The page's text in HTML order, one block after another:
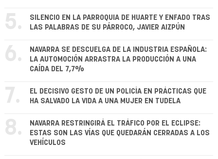
5.
SILENCIO EN LA PARROQUIA DE HUARTE Y ENFADO TRAS
LAS PALABRAS DE SU PÁRROCO, JAVIER AIZPÚN
6.
NAVARRA SE DESCUELGA DE LA INDUSTRIA ESPAÑOLA:
LA AUTOMOCIÓN ARRASTRA LA PRODUCCIÓN A UNA
CAÍDA DEL 7,7%
7.
EL DECISIVO GESTO DE UN POLICÍA EN PRÁCTICAS QUE
HA SALVADO LA VIDA A UNA MUJER EN TUDELA
8.
NAVARRA RESTRINGIRÁ EL TRÁFICO POR EL ECLIPSE:
ESTAS SON LAS VÍAS QUE QUEDARÁN CERRADAS A LOS
VEHÍCULOS